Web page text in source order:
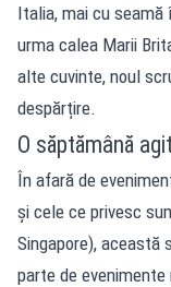
Italia, mai cu seamă
urma calea Marii
alte cuvinte, noul
despărțire.
O săptămână
În afară de
și cele ce privesc
Singapore), această
parte de